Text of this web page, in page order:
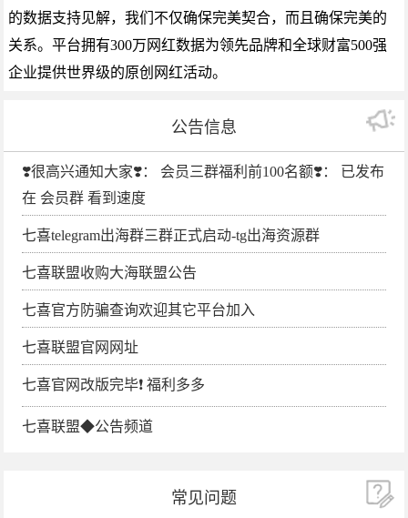
的数据支持见解，我们不仅确保完美契合，而且确保完美的
关系。平台拥有300万网红数据为领先品牌和全球财富500强
企业提供世界级的原创网红活动。
公告信息
❣️很高兴通知大家❣️： 会员三群福利前100名额❣️： 已发布
在 会员群 看到速度
七喜telegram出海群三群正式启动-tg出海资源群
七喜联盟收购大海联盟公告
七喜官方防骗查询欢迎其它平台加入
七喜联盟官网网址
七喜官网改版完毕❗️ 福利多多
七喜联盟◆公告频道
常见问题